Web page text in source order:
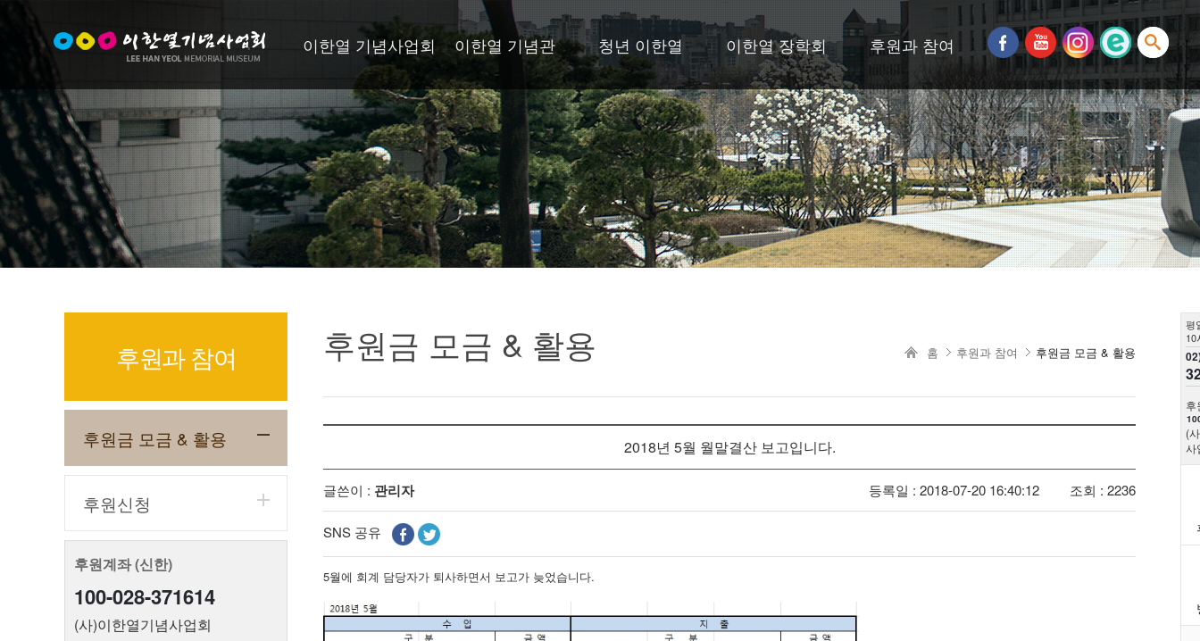
평
10
후
(
사
이한열 기념사업회 이한열 기념관 청년 이한열 이한열 장학회 후원과 참여
후원과 참여
후원금 모금 & 활용
후원신청
후원계좌 (신한)
100-028-371614
(사)이한열기념사업회
후원금 모금 & 활용 홈 후원과 참여 후원금 모금 & 활용
2018년 5월 월말결산 보고입니다.
글쓴이 : 관리자 등록일 : 2018-07-20 16:40:12 조회 : 2236
SNS 공유
5월에 회계 담당자가 퇴사하면서 보고가 늦었습니다.